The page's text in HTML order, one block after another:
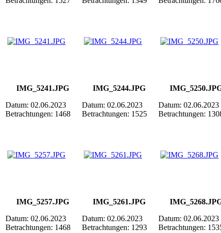
IMG_5241.JPG
Datum: 02.06.2023
Betrachtungen: 1468
IMG_5244.JPG
Datum: 02.06.2023
Betrachtungen: 1525
Datum: 02.06.2023
Betrachtungen:
IMG_5257.JPG
Datum: 02.06.2023
Betrachtungen: 1468
IMG_5261.JPG
Datum: 02.06.2023
Betrachtungen: 1293
Datum: 02.06.2023
Betrachtungen: